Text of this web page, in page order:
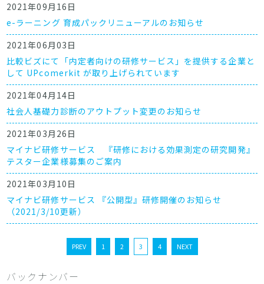
2021年09月16日
e-ラーニング 育成パックリニューアルのお知らせ
2021年06月03日
比較ビズにて「内定者向けの研修サービス」を提供する企業と
して UPcomerkit が取り上げられています
2021年04月14日
社会人基礎力診断のアウトプット変更のお知らせ
2021年03月26日
マイナビ研修サービス 『研修における効果測定の研究開発』
テスター企業様募集のご案内
2021年03月10日
マイナビ研修サービス 『公開型』研修開催のお知らせ
（2021/3/10更新）
PREV 1 2 3 4 NEXT
バックナンバー